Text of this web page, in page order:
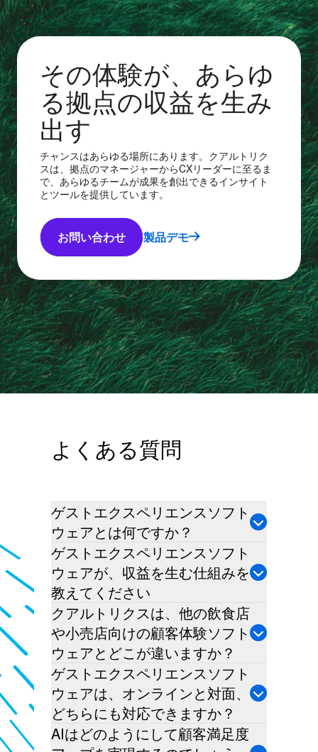
その体験が、あらゆ
る拠点の収益を生み
出す
チャンスはあらゆる場所にあります。クアルトリク
スは、拠点のマネージャーからCXリーダーに至るま
で、あらゆるチームが成果を創出できるインサイト
とツールを提供しています。
お問い合わせ 製品デモ
よくある質問
ゲストエクスペリエンスソフト
ウェアとは何ですか？
ゲストエクスペリエンスソフト
ウェアが、収益を生む仕組みを
教えてください
クアルトリクスは、他の飲食店
や小売店向けの顧客体験ソフト
ウェアとどこが違いますか？
ゲストエクスペリエンスソフト
ウェアは、オンラインと対面、
どちらにも対応できますか？
AIはどのようにして顧客満足度